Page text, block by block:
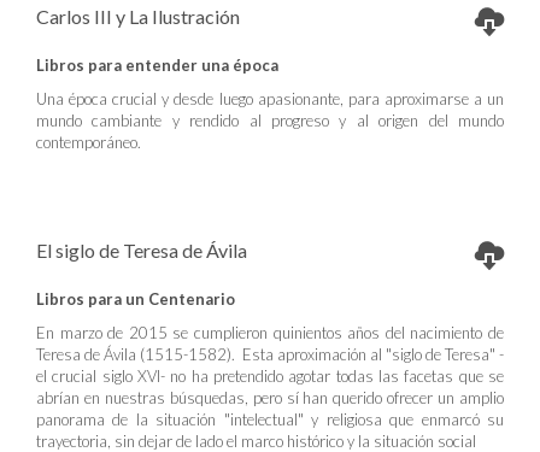
Carlos III y La Ilustración
Libros para entender una época
Una época crucial y desde luego apasionante, para aproximarse a un
mundo cambiante y rendido al progreso y al origen del mundo
contemporáneo.
El siglo de Teresa de Ávila
Libros para un Centenario
En marzo de 2015 se cumplieron quinientos años del nacimiento de
Teresa de Ávila (1515-1582). Esta aproximación al "siglo de Teresa" -
el crucial siglo XVI- no ha pretendido agotar todas las facetas que se
abrían en nuestras búsquedas, pero sí han querido ofrecer un amplio
panorama de la situación "intelectual" y religiosa que enmarcó su
trayectoria, sin dejar de lado el marco histórico y la situación social